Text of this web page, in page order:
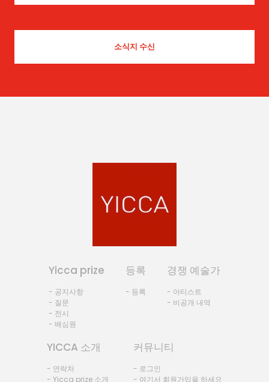
Yicca prize
- 공지사항
- 질문
- 전시
- 배심원
등록
- 등록
경쟁 예술가
- 아티스트
- 비공개 내역
YICCA 소개
- 연락처
- Yicca prize 소개
커뮤니티
- 로그인
- 여기서 회원가입을 하세요